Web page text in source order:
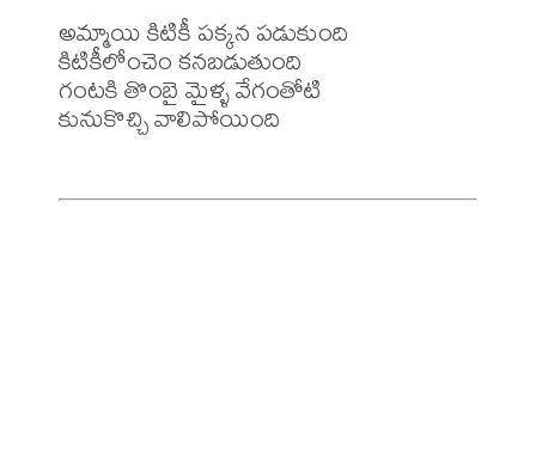
అమ్మాయి కిటికీ పక్కన పడుకుంది
కిటికీలోంచెం కనబడుతుంది
గంటకి తొంబై మైళ్ళ వేగంతోటి
కునుకొచ్చి వాలిపోయింది